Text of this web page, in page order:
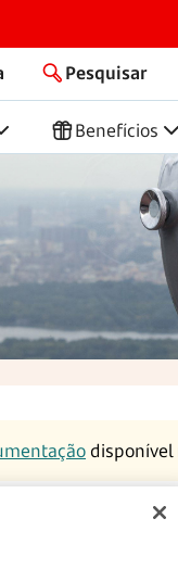
Pesquisar
Benefícios
disponível